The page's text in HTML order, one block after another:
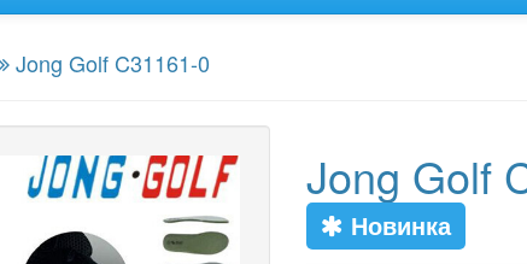
Jong Golf C31161-0
Jong Golf
Новинка